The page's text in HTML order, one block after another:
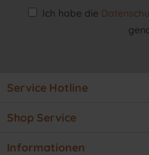
Ich habe die
Service Hotline
Shop Service
Informationen